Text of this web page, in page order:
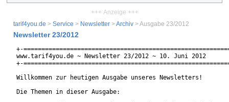
+++ Anzeige +++
tarif4you.de > Service > Newsletter >Archiv > Ausgabe 23/2012
Newsletter 23/2012
+-
www.tarif4you.de ~ Newsletter 23/2012 ~ 10. Juni 2012
+-
Willkommen zur heutigen Ausgabe unseres Newsletters!
Die Themen in dieser Ausgabe: